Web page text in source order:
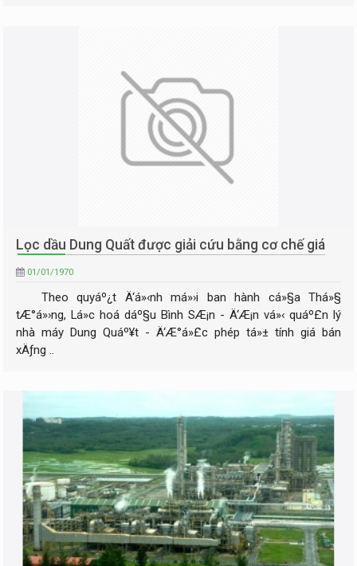
Lọc dầu Dung Quất được giải cứu bằng cơ chế giá
01/01/1970
Theo quyáº¿t Ä‘á»‹nh má»›i ban hành cá»§a Thá»§
tÆ°á»›ng, Lá»c hoá dáº§u Bình SÆ¡n - Ä‘Æ¡n vá»‹ quáº£n lý
nhà máy Dung Quáº¥t - Ä‘Æ°á»£c phép tá»± tính giá bán
xÄƒng ..